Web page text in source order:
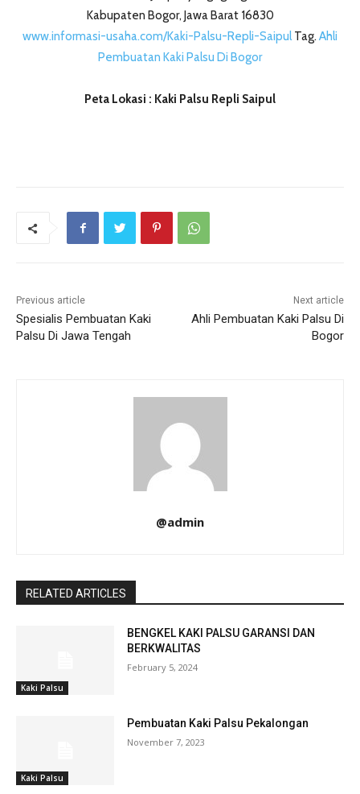
Kabupaten Bogor, Jawa Barat 16830
www.informasi-usaha.com/Kaki-Palsu-Repli-SaipulTag. Ahli
Pembuatan Kaki Palsu Di Bogor
Peta Lokasi : Kaki Palsu Repli Saipul
Previous article
Spesialis Pembuatan Kaki
Palsu Di Jawa Tengah
Next article
Ahli Pembuatan Kaki Palsu Di
Bogor
@admin
RELATED ARTICLES
Kaki Palsu
BENGKEL KAKI PALSU GARANSI DAN
BERKWALITAS
February 5, 2024
Kaki Palsu
Pembuatan Kaki Palsu Pekalongan
November 7, 2023